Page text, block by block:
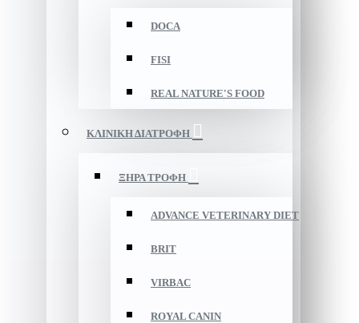
DOCA
FISI
REAL NATURE'S FOOD
ΚΛΙΝΙΚΗ ΔΙΑΤΡΟΦΗ
ΞΗΡΑ ΤΡΟΦΗ
ADVANCE VETERINARY DIET
BRIT
VIRBAC
ROYAL CANIN